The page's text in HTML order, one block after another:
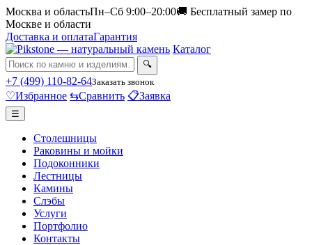
Москва и областьПн–Сб 9:00–20:00🚚 Бесплатный замер по
Москве и области
Доставка и оплатаГарантия
Каталог
🔍
+7 (499) 110-82-64Заказать звонок
♡Избранное ⇆Сравнить 📋Заявка
☰
Столешницы
Раковины и мойки
Подоконники
Лестницы
Камины
Слэбы
Услуги
Портфолио
Контакты